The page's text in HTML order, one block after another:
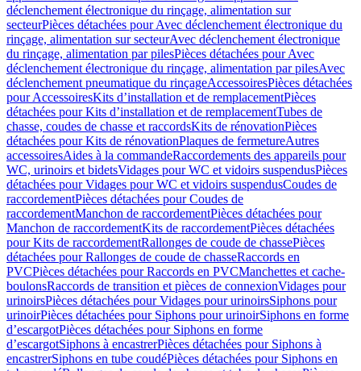
déclenchement électronique du rinçage, alimentation sur
secteurPièces détachées pour Avec déclenchement électronique du
rinçage, alimentation sur secteurAvec déclenchement électronique
du rinçage, alimentation par pilesPièces détachées pour Avec
déclenchement électronique du rinçage, alimentation par pilesAvec
déclenchement pneumatique du rinçageAccessoiresPièces détachées
pour AccessoiresKits d’installation et de remplacementPièces
détachées pour Kits d’installation et de remplacementTubes de
chasse, coudes de chasse et raccordsKits de rénovationPièces
détachées pour Kits de rénovationPlaques de fermetureAutres
accessoiresAides à la commandeRaccordements des appareils pour
WC, urinoirs et bidetsVidages pour WC et vidoirs suspendusPièces
détachées pour Vidages pour WC et vidoirs suspendusCoudes de
raccordementPièces détachées pour Coudes de
raccordementManchon de raccordementPièces détachées pour
Manchon de raccordementKits de raccordementPièces détachées
pour Kits de raccordementRallonges de coude de chassePièces
détachées pour Rallonges de coude de chasseRaccords en
PVCPièces détachées pour Raccords en PVCManchettes et cache-
boulonsRaccords de transition et pièces de connexionVidages pour
urinoirsPièces détachées pour Vidages pour urinoirsSiphons pour
urinoirPièces détachées pour Siphons pour urinoirSiphons en forme
d’escargotPièces détachées pour Siphons en forme
d’escargotSiphons à encastrerPièces détachées pour Siphons à
encastrerSiphons en tube coudéPièces détachées pour Siphons en